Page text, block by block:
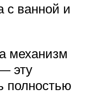
с ванной и
механизм
эту
полностью